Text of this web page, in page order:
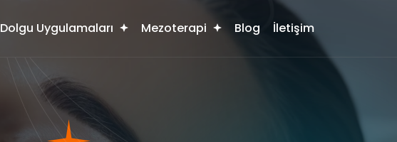
Dolgu Uygulamaları Mezoterapi Blog İletişim